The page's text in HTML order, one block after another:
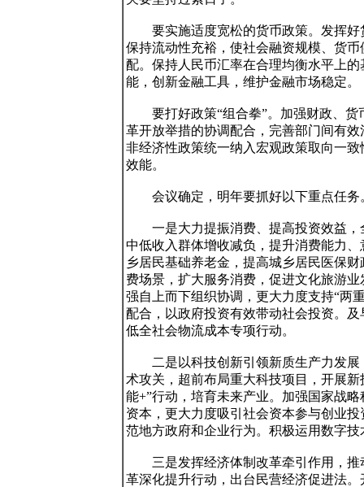
要实施适度宽松的货币政策。发挥好
保持流动性充裕，使社会融资规模、货
配。保持人民币汇率在合理均衡水平上
能，创新金融工具，维护金融市场稳定。
要打好政策“组合拳”。加强财政、货
革开放举措的协调配合，完善部门间有
非经济性政策统一纳入宏观政策取向一
效能。
会议确定，明年要抓好以下重点任务
一是大力提振消费、提高投资效益，
中低收入群体增收减负，提升消费能力
乡居民基础养老金，提高城乡居民医保
费场景，扩大服务消费，促进文化旅游
强自上而下组织协调，更大力度支持“两
配合，以政府投资有效带动社会投资。
低全社会物流成本专项行动。
二是以科技创新引领新质生产力发展
术攻关，超前布局重大科技项目，开展
能+”行动，培育未来产业。加强国家战
资本，更大力度吸引社会资本参与创业
范地方政府和企业行为。积极运用数字
三是发挥经济体制改革牵引作用，推
革深化提升行动，出台民营经济促进法